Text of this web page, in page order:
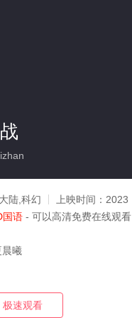
陆,科幻 上映时间： 2023
国语 - 可以高清免费在线观看
晨曦
极速观看